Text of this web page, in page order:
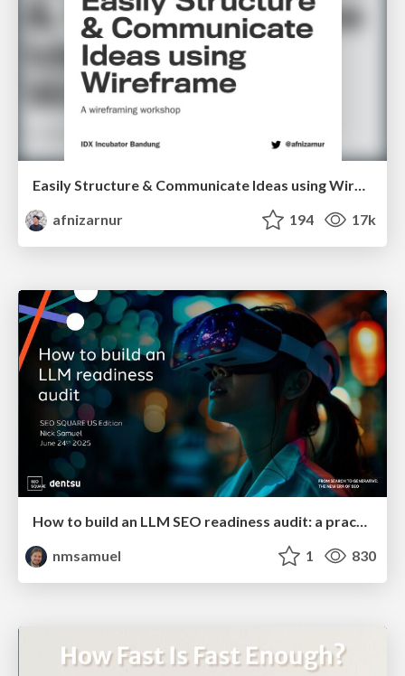
afnizarnur
194 17k
How to build an LLM SEO readiness audit: a practical framework
nmsamuel
1 830